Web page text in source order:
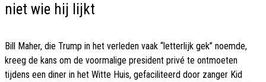
niet wie hij lijkt
Bill Maher, die Trump in het verleden vaak “letterlijk gek” noemde,
kreeg de kans om de voormalige president privé te ontmoeten
tijdens een diner in het Witte Huis, gefaciliteerd door zanger Kid